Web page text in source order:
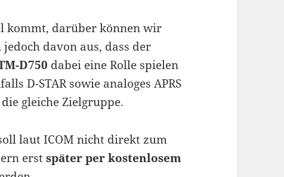
kommt, darüber können wir
davon aus, dass der
D750 dabei eine Rolle spielen
D-STAR sowie analoges APRS
gleiche Zielgruppe.
laut ICOM nicht direkt zum
erstspäter per kostenlosem